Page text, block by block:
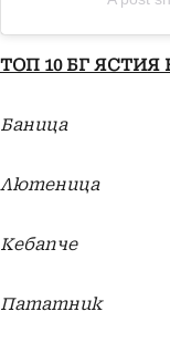
ТОП 10 БГ
Баница
Лютеница
Кебапче
Пататник